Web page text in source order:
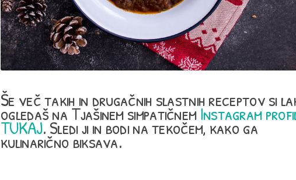
Še več takih in drugačnih slastnih receptov si
ogledaš na Tjašinem simpatičnemInstagram
TUKAJ. Sledi ji in bodi na tekočem, kako ga
kulinarično biksava.